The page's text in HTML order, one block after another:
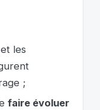
et les
;
faire évoluer